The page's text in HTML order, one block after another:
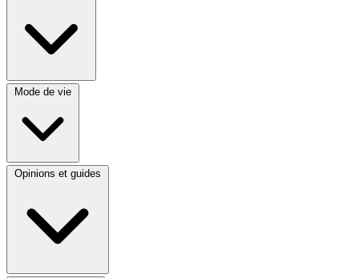
Mode de vie
Opinions et guides